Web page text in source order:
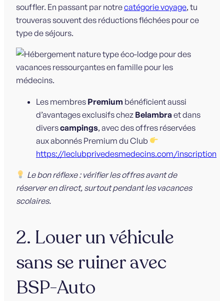
souffler. En passant par notrecatégorie voyage, tu
trouveras souvent des réductions fléchées pour ce
type de séjours.
Les membres Premium bénéficient aussi
d’avantages exclusifs chez Belambra et dans
diverscampings, avec des offres réservées
aux abonnés Premium du Club
https://leclubprivedesmedecins.com/inscription
Le bon réflexe : vérifier les offres avant de
réserver en direct, surtout pendant les vacances
scolaires.
2. Louer un véhicule
sans se ruiner avec
BSP-Auto